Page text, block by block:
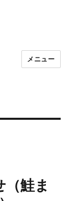
メニュー
鮭ま